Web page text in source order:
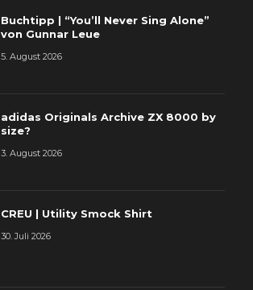
Buchtipp | “You’ll Never Sing Alone”
von Gunnar Leue
5. August 2026
adidas Originals Archive ZX 8000 by
size?
3. August 2026
CREU | Utility Smock Shirt
30. Juli 2026